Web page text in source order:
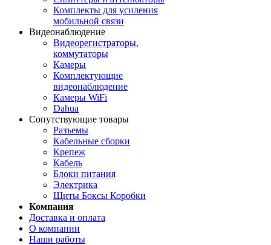
Комплекты для усиления
мобильной связи
Видеонаблюдение
Видеорегистраторы,
коммутаторы
Камеры
Комплектующие
видеонаблюдение
Камеры WiFi
Dahua
Сопутствующие товары
Разъемы
Кабельные сборки
Крепеж
Кабель
Блоки питания
Электрика
Щиты Боксы Коробки
Компания
Доставка и оплата
О компании
Наши работы